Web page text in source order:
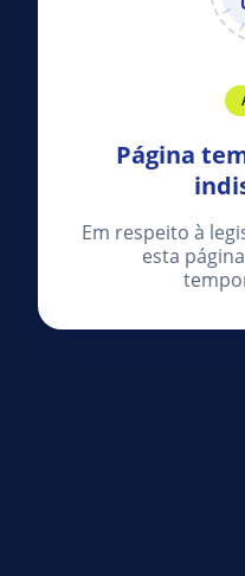
Página
Em respeito à
esta